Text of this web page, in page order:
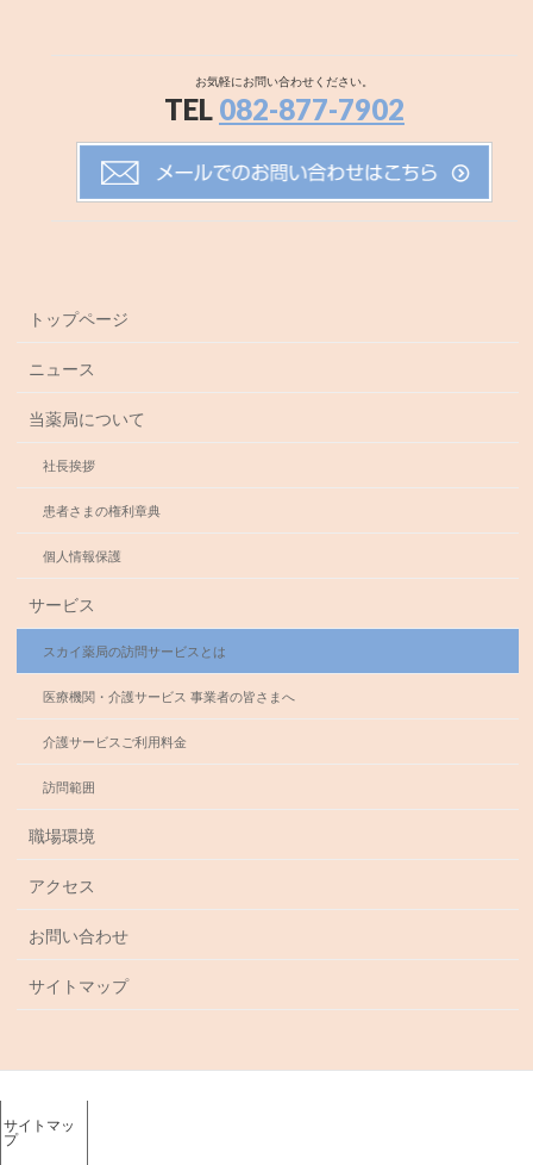
お気軽にお問い合わせください。
TEL 082-877-7902
トップページ
ニュース
当薬局について
社長挨拶
患者さまの権利章典
個人情報保護
サービス
スカイ薬局の訪問サービスとは
医療機関・介護サービス 事業者の皆さまへ
介護サービスご利用料金
訪問範囲
職場環境
アクセス
お問い合わせ
サイトマップ
サイトマッ
プ